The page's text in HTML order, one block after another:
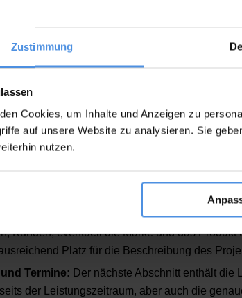
Zustimmung
Cookies, um Inhalte und Anzeigen zu
auf unsere Website zu analysieren. Sie
nutzen.
Art der Leistungsbeschreibung es sich
enthalten sein. Durch unser
austauschen und sparst jede Menge Zeit. Im
beispielsweise wie folgt
Vertragspartner: Im oberen Teil stehen Details
Im nächsten Abschnitt geht es um das
Kunden, eventuell die Marke und das Produkt
Platz für die Beschreibung des
Termine: Der nächste Abschnitt enthält die
der Leistungszeitraum, aber auch die